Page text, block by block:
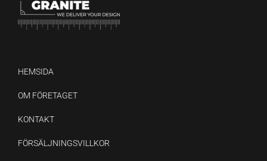
HEMSIDA
OM FÖRETAGET
KONTAKT
FÖRSÄLJNINGSVILLKOR